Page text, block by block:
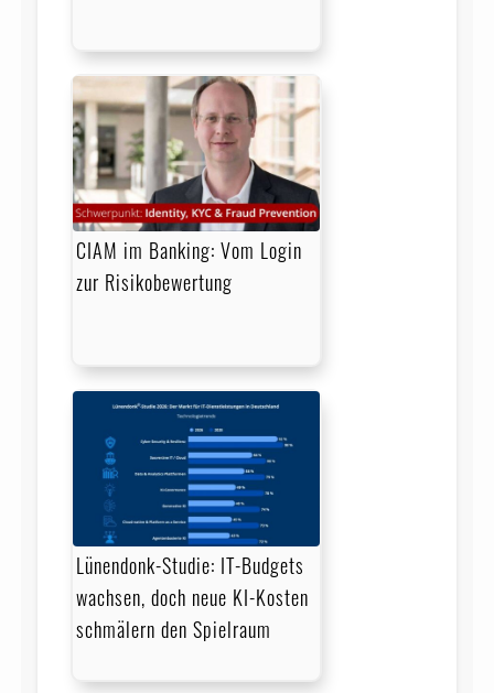
CIAM im Banking: Vom Login
zur Risikobewertung
Lünendonk-Studie: IT-Budgets
wachsen, doch neue KI-Kosten
schmälern den Spielraum